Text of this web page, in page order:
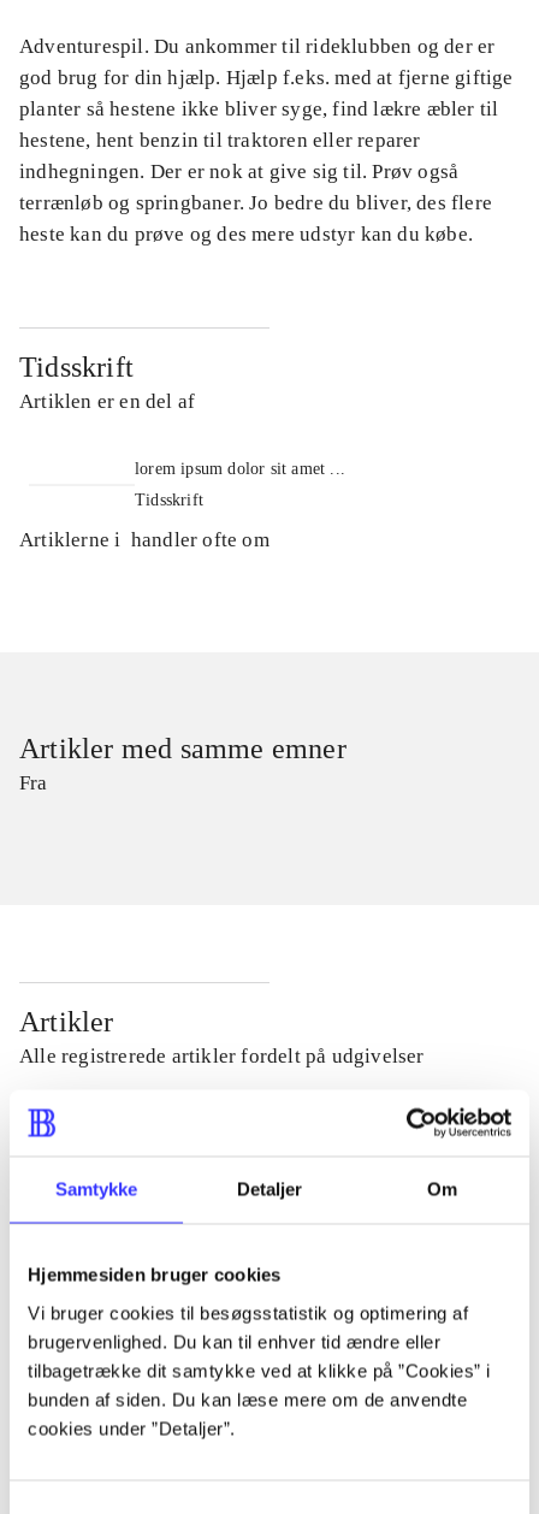
Samtykke Detaljer Om
Hjemmesiden bruger cookies
Vi bruger cookies til besøgsstatistik og optimering af
brugervenlighed. Du kan til enhver tid ændre eller
tilbagetrække dit samtykke ved at klikke på ”Cookies” i
bunden af siden. Du kan læse mere om de anvendte
cookies under ”Detaljer”.
Adventurespil. Du ankommer til rideklubben og der er
god brug for din hjælp. Hjælp f.eks. med at fjerne giftige
planter så hestene ikke bliver syge, find lækre æbler til
hestene, hent benzin til traktoren eller reparer
indhegningen. Der er nok at give sig til. Prøv også
terrænløb og springbaner. Jo bedre du bliver, des flere
heste kan du prøve og des mere udstyr kan du købe.
Tidsskrift
Artiklen er en del af
lorem ipsum dolor sit amet ...
Tidsskrift
Artiklerne i handler ofte om
Artikler med samme emner
Fra
Artikler
Alle registrerede artikler fordelt på udgivelser
...
...
...